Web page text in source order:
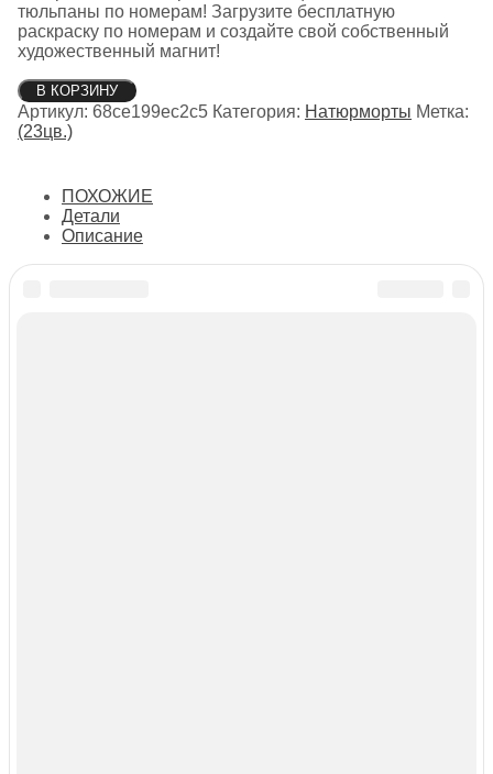
тюльпаны по номерам! Загрузите бесплатную
раскраску по номерам и создайте свой собственный
художественный магнит!
Количество
товара
Розовые
тюльпаны
В КОРЗИНУ
Артикул: 68ce199ec2c5 Категория: Натюрморты Метка:
(23цв.)
ПОХОЖИЕ
Детали
Описание